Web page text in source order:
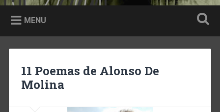
MENU
11 Poemas de Alonso De
Molina